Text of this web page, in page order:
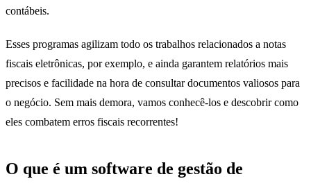
contábeis.
Esses programas agilizam todo os trabalhos relacionados a notas
fiscais eletrônicas, por exemplo, e ainda garantem relatórios mais
precisos e facilidade na hora de consultar documentos valiosos para
o negócio. Sem mais demora, vamos conhecê-los e descobrir como
eles combatem erros fiscais recorrentes!
O que é um software de gestão de